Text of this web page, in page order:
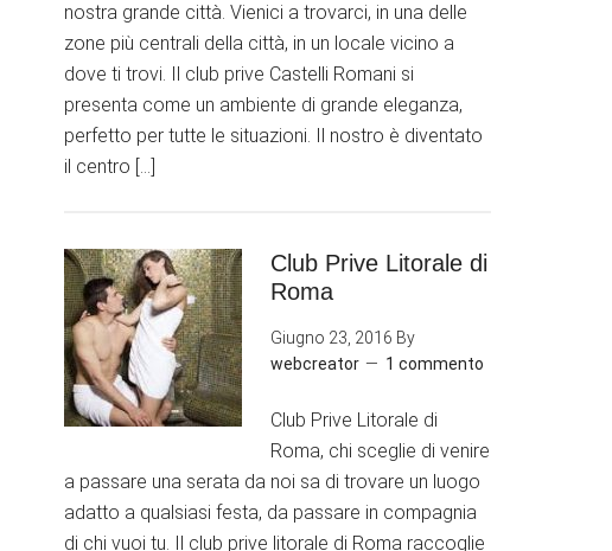
nostra grande città. Vienici a trovarci, in una delle
zone più centrali della città, in un locale vicino a
dove ti trovi. Il club prive Castelli Romani si
presenta come un ambiente di grande eleganza,
perfetto per tutte le situazioni. Il nostro è diventato
il centro […]
Club Prive Litorale di
Roma
Giugno 23, 2016 By
webcreator
1 commento
Club Prive Litorale di
Roma, chi sceglie di venire
a passare una serata da noi sa di trovare un luogo
adatto a qualsiasi festa, da passare in compagnia
di chi vuoi tu. Il club prive litorale di Roma raccoglie